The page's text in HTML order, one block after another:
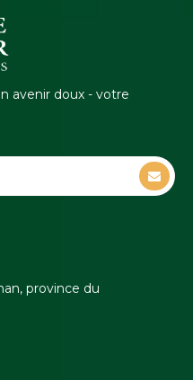
avenir doux - votre
province du